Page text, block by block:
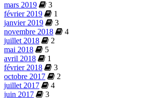
mars 2019
3
février 2019
1
janvier 2019
3
novembre 2018
4
juillet 2018
2
mai 2018
5
avril 2018
1
février 2018
3
octobre 2017
2
juillet 2017
4
juin 2017
3